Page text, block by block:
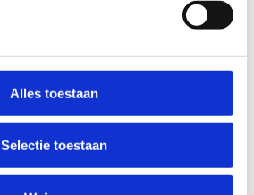
Alles toestaan
Selectie toestaan